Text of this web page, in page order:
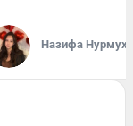
Назифа